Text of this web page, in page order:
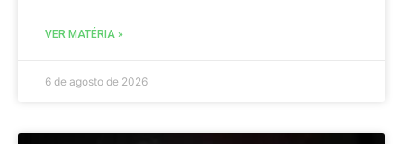
VER MATÉRIA »
6 de agosto de 2026